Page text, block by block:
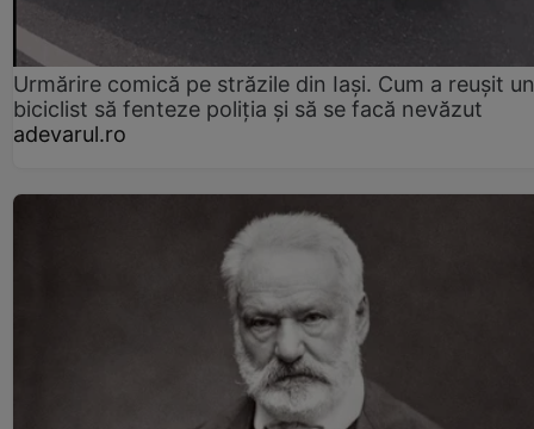
Urmărire comică pe străzile din Iași. Cum a reușit un
biciclist să fenteze poliția și să se facă nevăzut
adevarul.ro